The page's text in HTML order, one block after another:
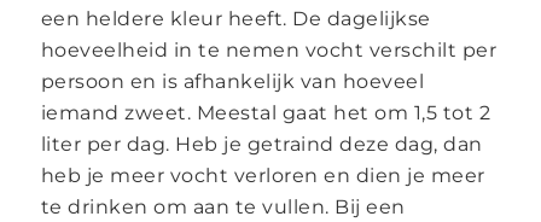
een heldere kleur heeft. De dagelijkse
hoeveelheid in te nemen vocht verschilt per
persoon en is afhankelijk van hoeveel
iemand zweet. Meestal gaat het om 1,5 tot 2
liter per dag. Heb je getraind deze dag, dan
heb je meer vocht verloren en dien je meer
te drinken om aan te vullen. Bij een